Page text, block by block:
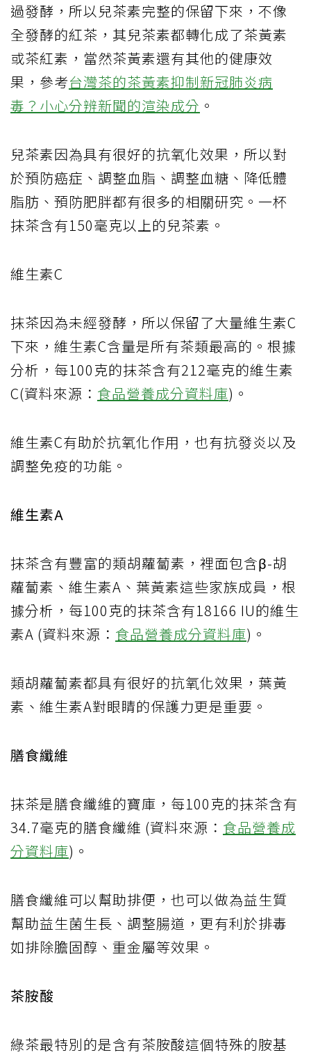
過發酵，所以兒茶素完整的保留下來，不像
全發酵的紅茶，其兒茶素都轉化成了茶黃素
或茶紅素，當然茶黃素還有其他的健康效
果，參考台灣茶的茶黃素抑制新冠肺炎病
毒？小心分辨新聞的渲染成分 。
兒茶素因為具有很好的抗氧化效果，所以對
於預防癌症、調整血脂、調整血糖、降低體
脂肪、預防肥胖都有很多的相關研究。一杯
抹茶含有150毫克以上的兒茶素。
維生素C
抹茶因為未經發酵，所以保留了大量維生素C
下來，維生素C含量是所有茶類最高的。根據
分析，每100克的抹茶含有212毫克的維生素
C(資料來源： 食品營養成分資料庫)。
維生素C有助於抗氧化作用，也有抗發炎以及
調整免疫的功能。
維生素A
抹茶含有豐富的類胡蘿蔔素，裡面包含β-胡
蘿蔔素、維生素A、葉黃素這些家族成員，根
據分析，每100克的抹茶含有18166 IU的維生
素A (資料來源： 食品營養成分資料庫)。
類胡蘿蔔素都具有很好的抗氧化效果，葉黃
素、維生素A對眼睛的保護力更是重要。
膳食纖維
抹茶是膳食纖維的寶庫，每100克的抹茶含有
34.7毫克的膳食纖維 (資料來源： 食品營養成
分資料庫)。
膳食纖維可以幫助排便，也可以做為益生質
幫助益生菌生長、調整腸道，更有利於排毒
如排除膽固醇、重金屬等效果。
茶胺酸
綠茶最特別的是含有茶胺酸這個特殊的胺基